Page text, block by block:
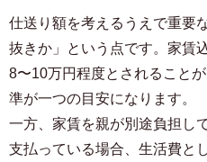
仕送り額を考えるうえで重要
抜きか」という点です。家賃
8〜10万円程度とされること
準が一つの目安になります。
一方、家賃を親が別途負担し
支払っている場合、生活費と